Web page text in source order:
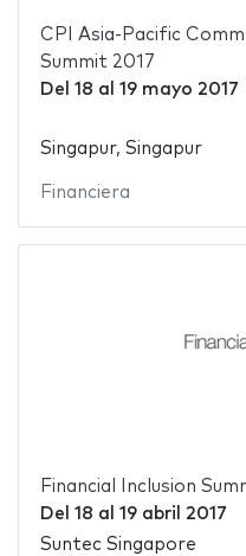
CPI Asia-Pacific
Summit 2017
Del 18 al 19 mayo 2017
Singapur, Singapur
Financiera
Financial Inclusion
Del 18 al 19 abril 2017
Suntec Singapore